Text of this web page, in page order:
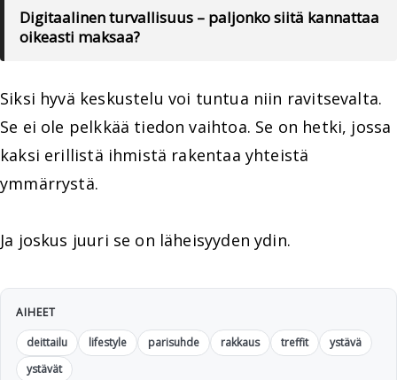
Digitaalinen turvallisuus – paljonko siitä kannattaa
oikeasti maksaa?
Siksi hyvä keskustelu voi tuntua niin ravitsevalta.
Se ei ole pelkkää tiedon vaihtoa. Se on hetki, jossa
kaksi erillistä ihmistä rakentaa yhteistä
ymmärrystä.
Ja joskus juuri se on läheisyyden ydin.
AIHEET
deittailu
lifestyle parisuhde rakkaus treffit
ystävä
ystävät